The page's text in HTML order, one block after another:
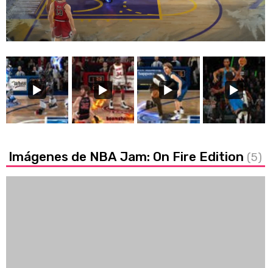
Unmute /
39.99%
Imágenes de NBA Jam: On Fire Edition (5)